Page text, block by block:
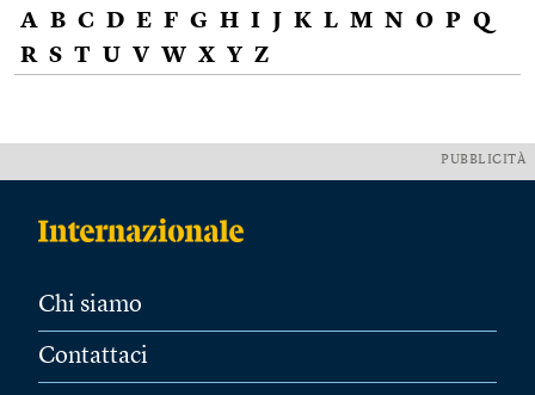
A B C D E F G H I J K L M N O P Q
R S T U V W X Y Z
PUBBLICITÀ
Chi siamo
Contattaci